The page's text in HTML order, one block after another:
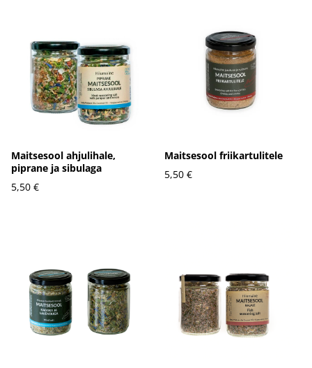
Maitsesool ahjulihale,
piprane ja sibulaga
5,50 €
Maitsesool friikartulitele
5,50 €